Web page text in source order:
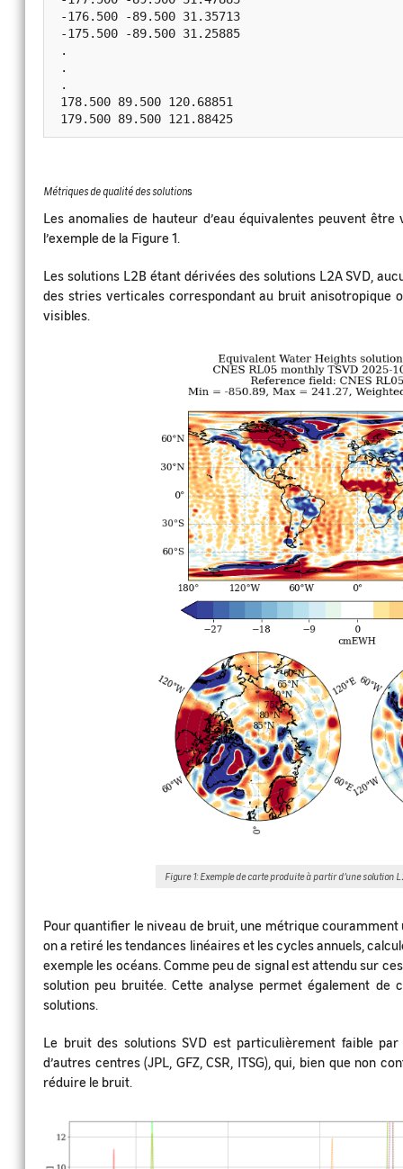
Métriques de qualité des solutions
Les anomalies de hauteur d’eau équivalentes peuvent
l’exemple de la Figure 1.
Les solutions L2B étant dérivées des solutions L2A SVD,
des stries verticales correspondant au bruit anisotropique
visibles.
Figure 1: Exemple de carte produite à partir d’une solution
Pour quantifier le niveau de bruit, une métrique
on a retiré les tendances linéaires et les cycles annuels,
exemple les océans. Comme peu de signal est attendu sur
solution peu bruitée. Cette analyse permet également
solutions.
Le bruit des solutions SVD est particulièrement faible
d’autres centres (JPL, GFZ, CSR, ITSG), qui, bien que non
réduire le bruit.